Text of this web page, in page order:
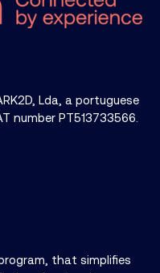
Lda, a portuguese
number PT513733566.
that simplifies